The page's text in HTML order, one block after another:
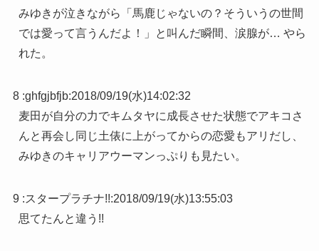
みゆきが泣きながら「馬鹿じゃないの？そういうの世間
では愛って言うんだよ！」と叫んだ瞬間、涙腺が… やら
れた。
8 :ghfgjbfjb:2018/09/19(水)14:02:32
麦田が自分の力でキムタヤに成長させた状態でアキコさ
んと再会し同じ土俵に上がってからの恋愛もアリだし、
みゆきのキャリアウーマンっぷりも見たい。
9 :スタープラチナ!!:2018/09/19(水)13:55:03
思てたんと違う!!